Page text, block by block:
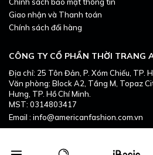
CÔNG TY CỔ PHẦN THỜI TRANG
Địa chỉ: 25 Tôn Đản, P. Xóm Chiếu, TP.
Văn phòng: Block A2, Tầng M, Topaz
Hưng, TP. Hồ Chí Minh.
MST: 0314803417
Email : info@americanfashion.com.vn
Chính sách bảo mật thông tin
Giao nhận và Thanh toán
Chính sách đổi hàng